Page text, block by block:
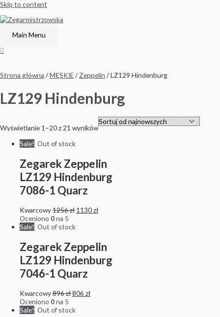
Skip to content
Main Menu
0
Strona główna /MĘSKIE/ Zeppelin / LZ129 Hindenburg
LZ129 Hindenburg
Wyświetlanie 1–20 z 21 wyników
Sale! Out of stock
Zegarek Zeppelin
LZ129 Hindenburg
7086-1 Quarz
Kwarcowy1256zł 1130zł
Oceniono 0na 5
Sale! Out of stock
Zegarek Zeppelin
LZ129 Hindenburg
7046-1 Quarz
Kwarcowy896zł806 zł
Oceniono 0na 5
Sale! Out of stock